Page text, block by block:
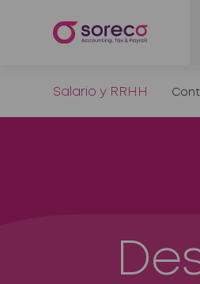
Salario y RRHH